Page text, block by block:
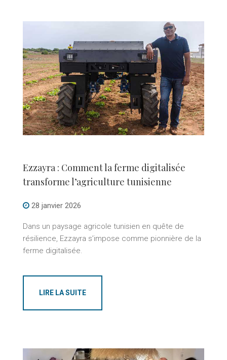
Ezzayra : Comment la ferme digitalisée
transforme l’agriculture tunisienne
28 janvier 2026
Dans un paysage agricole tunisien en quête de
résilience, Ezzayra s’impose comme pionnière de la
ferme digitalisée.
LIRE LA SUITE